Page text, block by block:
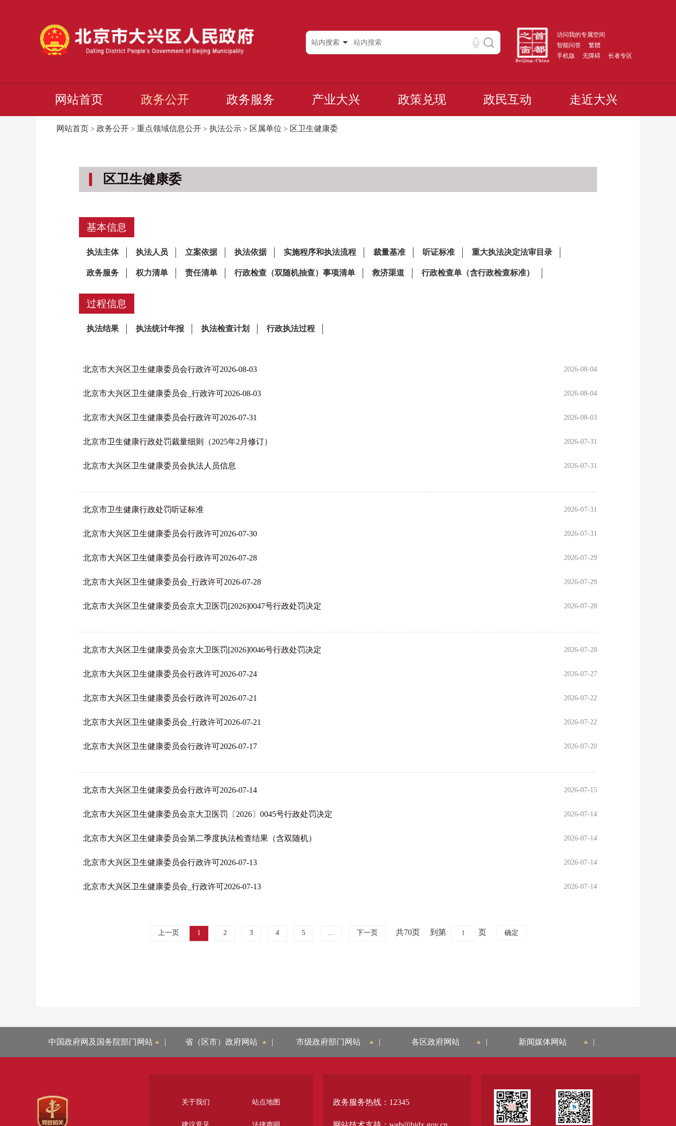
访问我的专属空间
智能问答
繁體
手机版
无障碍 长者专区
站内搜索
网站首页 政务公开 政务服务 产业大兴 政策兑现 政民互动 走近大兴
网站首页 > 政务公开 > 重点领域信息公开 > 执法公示 > 区属单位 > 区卫生健康委
区卫生健康委
基本信息
过程信息
北京市大兴区卫生健康委员会行政许可2026-08-03 2026-08-04
北京市大兴区卫生健康委员会_行政许可2026-08-03 2026-08-04
北京市大兴区卫生健康委员会行政许可2026-07-31 2026-08-03
北京市卫生健康行政处罚裁量细则（2025年2月修订） 2026-07-31
北京市大兴区卫生健康委员会执法人员信息 2026-07-31
北京市卫生健康行政处罚听证标准 2026-07-31
北京市大兴区卫生健康委员会行政许可2026-07-30 2026-07-31
北京市大兴区卫生健康委员会行政许可2026-07-28 2026-07-29
北京市大兴区卫生健康委员会_行政许可2026-07-28 2026-07-29
北京市大兴区卫生健康委员会京大卫医罚[2026]0047号行政处罚决定 2026-07-28
北京市大兴区卫生健康委员会京大卫医罚[2026]0046号行政处罚决定 2026-07-28
北京市大兴区卫生健康委员会行政许可2026-07-24 2026-07-27
北京市大兴区卫生健康委员会行政许可2026-07-21 2026-07-22
北京市大兴区卫生健康委员会_行政许可2026-07-21 2026-07-22
北京市大兴区卫生健康委员会行政许可2026-07-17 2026-07-20
北京市大兴区卫生健康委员会行政许可2026-07-14 2026-07-15
北京市大兴区卫生健康委员会京大卫医罚〔2026〕0045号行政处罚决定 2026-07-14
北京市大兴区卫生健康委员会第二季度执法检查结果（含双随机） 2026-07-14
北京市大兴区卫生健康委员会行政许可2026-07-13 2026-07-14
北京市大兴区卫生健康委员会_行政许可2026-07-13 2026-07-14
上一页 1 2 3 4 5 ... 下一页 共70页 到第 页
中国政府网及国务院部门网站 | 省（区市）政府网站 | 市级政府部门网站 | 各区政府网站 | 新闻媒体网站 |
关于我们 站点地图 政务服务热线：12345